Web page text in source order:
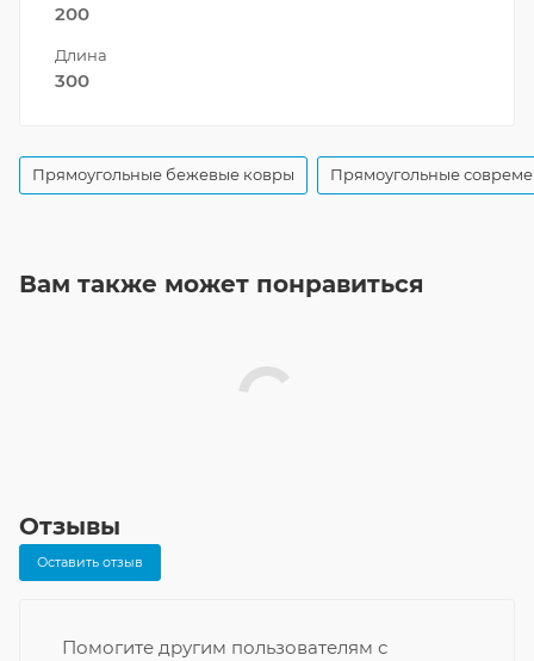
200
Длина
300
Прямоугольные бежевые ковры Прямоугольные
Вам также может понравиться
Отзывы
Оставить отзыв
Помогите другим пользователям с